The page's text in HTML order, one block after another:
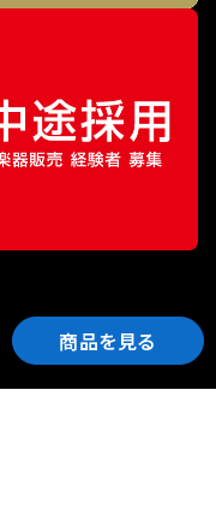
商品を見る